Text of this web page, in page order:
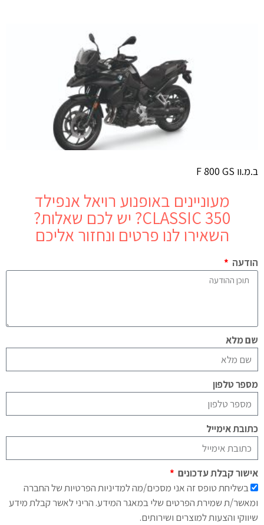
ב.מ.וו F 800 GS
מעוניינים באופנוע רויאל אנפילד
CLASSIC 350? יש לכם שאלות?
השאירו לנו פרטים ונחזור אליכם
הודעה
שם מלא
מספר טלפון
כתובת אימייל
אישור קבלת עדכונים
בשליחת טופס זה אני מסכים/מה למדיניות הפרטיות של החברה
ומאשר/ת שמירת הפרטים שלי במאגר המידע. הריני לאשר קבלת מידע
שיווקי והצעות למוצרים ושירותים.